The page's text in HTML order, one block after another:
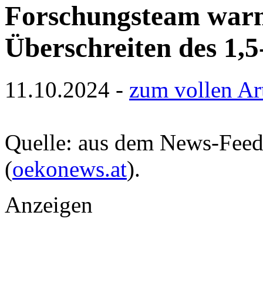
Forschungsteam
Überschreiten des
11.10.2024 - zum vollen
Quelle: aus dem News-
(oekonews.at).
Anzeigen